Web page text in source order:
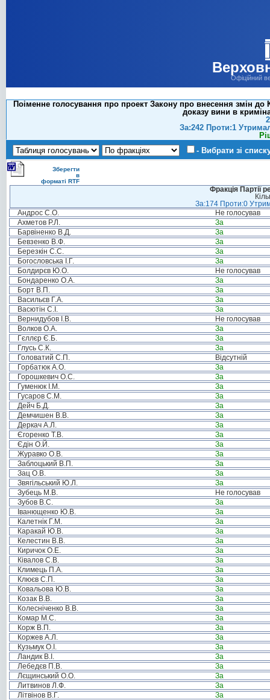
Офіційний
Поіменне голосування про проект Закону про внесення змін до
доказу вини в
За:242 Проти:1
- Вибрати зі
Зберегти
в
форматі RTF
Фракція Партії
За:174 Проти:0
Андрос С.О.
Не голосував
Ахметов Р.Л.
За
Барвіненко В.Д.
За
Бевзенко В.Ф.
За
Березкін С.С.
За
Богословська І.Г.
За
Болдирєв Ю.О.
Не голосував
Бондаренко О.А.
За
Борт В.П.
За
Васильєв Г.А.
За
Васютін С.І.
За
Вернидубов І.В.
Не голосував
Волков О.А.
За
Гєллєр Є.Б.
За
Глусь С.К.
За
Головатий С.П.
Відсутній
Горбатюк А.О.
За
Горошкевич О.С.
За
Гуменюк І.М.
За
Гусаров С.М.
За
Дейч Б.Д.
За
Демчишен В.В.
За
Деркач А.Л.
За
Єгоренко Т.В.
За
Єдін О.Й.
За
Журавко О.В.
За
Заблоцький В.П.
За
Зац О.В.
За
Звягільський Ю.Л.
За
Зубець М.В.
Не голосував
Зубов В.С.
За
Іванющенко Ю.В.
За
Калетнік Г.М.
За
Каракай Ю.В.
За
Келестин В.В.
За
Киричок О.Е.
За
Ківалов С.В.
За
Климець П.А.
За
Клюєв С.П.
За
Ковальова Ю.В.
За
Козак В.В.
За
Колесніченко В.В.
За
Комар М.С.
За
Корж В.П.
За
Коржев А.Л.
За
Кузьмук О.І.
За
Ландик В.І.
За
Лебедєв П.В.
За
Лєщинський О.О.
За
Литвинов Л.Ф.
За
Літвінов В.Г.
За